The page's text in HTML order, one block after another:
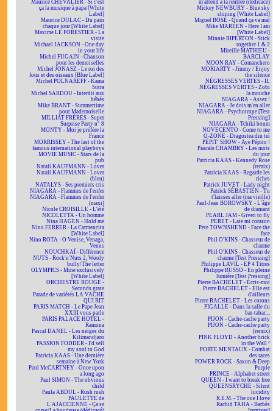
Maurice CHEVALIER - Si c'est
ça la musique à papa [White
Label]
Maurice DULAC - Du pain
chaque jour [White Label]
Maxime LE FORESTIER - La
visite
Michael JACKSON - One day
in your life
Michel FUGAIN - Chanson
pour les demoiselles
Michel JONASZ - Le roi des
fous et des oiseaux [Blue Label]
Michel POLNAREFF - Kama
Sutra
Michel SARDOU - Interdit aux
bébés
Mike BRANT - Summertime
pour Mademoiselle
MILLIAT FRÈRES - Super
Surprise Party n° 8
MONTY - Moi je préfère la
France
MORRISSEY - The last of the
famous international playboys
MOVIE MUSIC - Stars de la
pub
Natali KAUFMANN - Lover
Natali KAUFMANN - Lover
(bleu)
NATALYS - Ses premiers cris
NIAGARA - Flammes de l'enfer
NIAGARA - Flammes de l'enfer
(maxi)
Nicole CROISILLE - L'été
NICOLETTA - Un homme
Nina HAGEN - Hold me
Nino FERRER - La Carmencita
[White Label]
Nino ROTA - O Venise, Venaga,
Venus
NOUCHKAÏ - Différence
NUTS - Rock'n'Nuts 2, Wooly
bully/The letter
OLYMPICS - Mine exclusively
[White Label]
ORCHESTRE ROUGE -
Seconds grate
Parade de variétés LA VACHE
QUI RIT
PARIS MATCH - Le Pape Jean
XXIII vous parle
PARIS PALACE HOTEL -
Ramona
Pascal DANEL - Les neiges du
Kilimandjaro
PASSION FODDER - I'd sell
my soul to God
Patricia KAAS - Une dernière
semaine à New York
Paul McCARTNEY - Once upon
a long ago
Paul SIMON - The obvious
child
Paula ABDUL - Rush rush
PAULETTE de
L'AJACCIENNE - Ça se
m'attend à la rentrée (dédicacé)
Mickey NEWBURY - Blue sky
shining [White Label]
Miguel BOSÉ - Quand ça va mal
Mike MAREEN - Here I am
[White Label]
Minnie RIPERTON - Stick
together 1 & 2
Mireille MATHIEU -
BARCLAY
MOON RAY - Comanchero
MORIARTY - Jimmy / Enjoy
the silence
NÉGRESSES VERTES - IL
NÉGRESSES VERTES - Zobi
la mouche
NIAGARA - Assez !
NIAGARA - Je dois m'en aller
NIAGARA - Psychotrope [Test
Pressing]
NIAGARA - Tchiki boum
NOVECENTO - Come to me
O-ZONE - Dragostea din teï
PÉPIT' SHOW - Aye Pépito !
Pascale CHAMBRY - Les mots
du jour
Patricia KAAS - Kennedy Rose
(remix)
Patricia KAAS - Regarde les
riches
Patrick JUVET - Lady night
Patrick SÉBASTIEN - Tu
t'laisses aller (ma vieille)
Paul-Jean BOROWSKY - L'âge
de diamant
PEARL JAM - Given to fly
PERET - Late mi corazon
Pete TOWNSHEND - Face the
face
Phil O'KINS - Chasseur de
charme
Phil O'KINS - Chasseur de
charme [Test Pressing]
Philippe LAVIL - EP 4 Titres
Philippe RUSSO - En pleine
lumière [Test Pressing]
Pierre BACHELET - Écris-moi
Pierre BACHELET - Elle est
d'ailleurs
Pierre BACHELET - Les corons
PIGALLE - Dans la salle du
bar-tabac...
PIJON - Cache-cache party
PIJON - Cache-cache party
(remix)
PINK FLOYD - Another brick
in the Wall ²
PORTE MENTAUX - Combat
des races
POWER ROCK - Saxon & Deep
Purple
PRINCE - Alphabet street
QUEEN - I want to break free
QUEENSRYCHE - Silent
lucidity
R.E.M. - The one I love
Rachid TAHA - Barbès